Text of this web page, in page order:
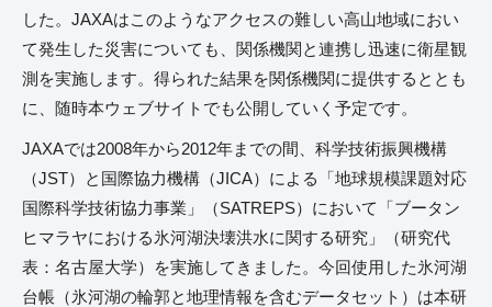
した。JAXAはこのようなアクセスの難しい高山地域におい
て発生した災害についても、関係機関と連携し迅速に衛星観
測を実施します。得られた結果を関係機関に提供するととも
に、随時本ウェブサイトでも公開していく予定です。
JAXAでは2008年から2012年までの間、科学技術振興機構
（JST）と国際協力機構（JICA）による「地球規模課題対応
国際科学技術協力事業」（SATREPS）において「ブータン
ヒマラヤにおける氷河湖決壊洪水に関する研究」（研究代
表：名古屋大学）を実施してきました。今回使用した氷河湖
台帳（氷河湖の輪郭と地理情報を含むデータセット）は本研